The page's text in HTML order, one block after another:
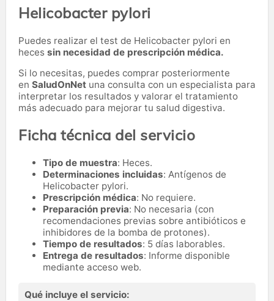
Helicobacter pylori
Puedes realizar el test de Helicobacter pylori en
heces sin necesidad de prescripción médica.
Si lo necesitas, puedes comprar posteriormente
en SaludOnNet una consulta con un especialista para
interpretar los resultados y valorar el tratamiento
más adecuado para mejorar tu salud digestiva.
Ficha técnica del servicio
Tipo de muestra: Heces.
Determinaciones incluidas: Antígenos de
Helicobacter pylori.
Prescripción médica: No requiere.
Preparación previa: No necesaria (con
recomendaciones previas sobre antibióticos e
inhibidores de la bomba de protones).
Tiempo de resultados: 5 días laborables.
Entrega de resultados: Informe disponible
mediante acceso web.
Qué incluye el servicio: